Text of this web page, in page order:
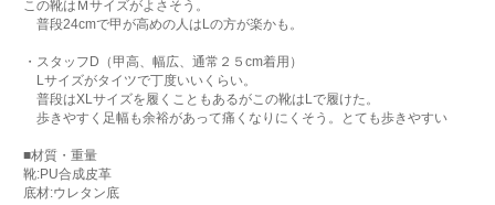
この靴はＭサイズがよさそう。
普段24cmで甲が高めの人はLの方が楽かも。
・スタッフD（甲高、幅広、通常２５cm着用）
Lサイズがタイツで丁度いいくらい。
普段はXLサイズを履くこともあるがこの靴はLで履けた。
歩きやすく足幅も余裕があって痛くなりにくそう。とても歩きやすい
■材質・重量
靴:PU合成皮革
底材:ウレタン底